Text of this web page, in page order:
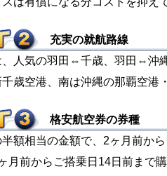
充実の就航路線
、人気の羽田⇔千歳、羽田⇔沖
歳空港、南は沖縄の那覇空港
格安航空券の券種
額相当の金額で、2ヶ月前か
月前からご搭乗日14日前まで